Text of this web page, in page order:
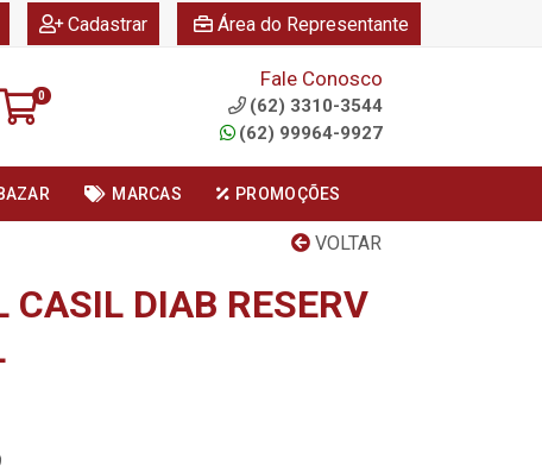
Cadastrar Área do Representante
0
Fale Conosco
(62) 3310-3544
(62) 99964-9927
MARCAS PROMOÇÕES
VOLTAR
CASIL DIAB RESERV